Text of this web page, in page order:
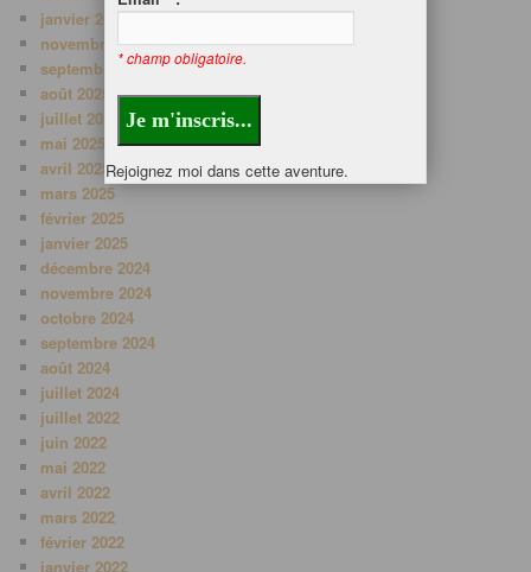
janvier 2026
novembre 2025
septembre 2025
août 2025
juillet 2025
mai 2025
avril 2025
mars 2025
février 2025
janvier 2025
décembre 2024
novembre 2024
octobre 2024
septembre 2024
août 2024
juillet 2024
juillet 2022
juin 2022
mai 2022
avril 2022
mars 2022
février 2022
janvier 2022
* champ obligatoire.
Rejoignez moi dans cette aventure.